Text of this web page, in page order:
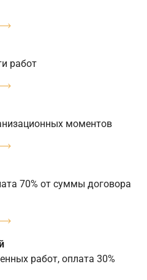
работ
моментов
70% от суммы договора
работ, оплата 30%